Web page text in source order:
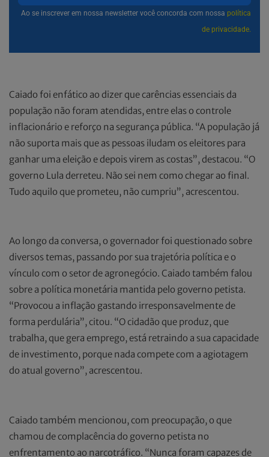
Ao se inscrever em nossa newsletter você concorda com nossa política
de privacidade.
Caiado foi enfático ao dizer que carências essenciais da
população não foram atendidas, entre elas o controle
inflacionário e reforço na segurança pública. “A população já
não suporta mais que as pessoas iludam os eleitores para
ganhar uma eleição e depois virem as costas”, destacou. “O
governo Lula derreteu. Não sei nem como chegar ao final.
Tudo aquilo que prometeu, não cumpriu”, acrescentou.
Ao longo da conversa, o governador foi questionado sobre
diversos temas, passando por sua trajetória política e o
vínculo com o setor de agronegócio. Caiado também falou
sobre a política monetária mantida pelo governo petista.
“Provocou a inflação gastando irresponsavelmente de
forma perdulária”, citou. “O cidadão que produz, que
trabalha, que gera emprego, está retraindo a sua capacidade
de investimento, porque nada compete com a agiotagem
do atual governo”, acrescentou.
Caiado também mencionou, com preocupação, o que
chamou de complacência do governo petista no
enfrentamento ao narcotráfico. “Nunca foram capazes de